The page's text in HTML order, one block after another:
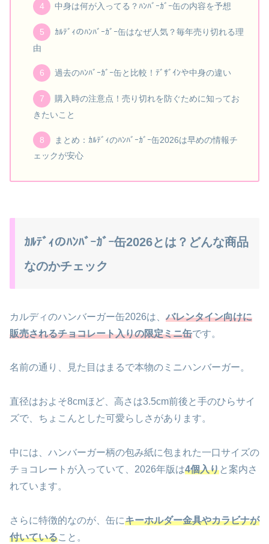
中身は何が入ってる？ﾊﾝﾊﾞｰｶﾞｰ缶の内容を予想
ｶﾙﾃﾞｨのﾊﾝﾊﾞｰｶﾞｰ缶はなぜ人気？毎年売り切れる理
由
過去のﾊﾝﾊﾞｰｶﾞｰ缶と比較！ﾃﾞｻﾞｲﾝや中身の違い
購入時の注意点！売り切れを防ぐために知ってお
きたいこと
まとめ：ｶﾙﾃﾞｨのﾊﾝﾊﾞｰｶﾞｰ缶2026は早めの情報チ
ェックが安心
ｶﾙﾃﾞｨのﾊﾝﾊﾞｰｶﾞｰ缶2026とは？どんな商品
なのかチェック
カルディのハンバーガー缶2026は、 バレンタイン向けに
販売されるチョコレート入りの限定ミニ缶です。
名前の通り、見た目はまるで本物のミニハンバーガー。
直径はおよそ8cmほど、高さは3.5cm前後と手のひらサイ
ズで、ちょこんとした可愛らしさがあります。
中には、ハンバーガー柄の包み紙に包まれた一口サイズの
チョコレートが入っていて、2026年版は4個入りと案内さ
れています。
さらに特徴的なのが、缶にキーホルダー金具やカラビナが
付いていること。